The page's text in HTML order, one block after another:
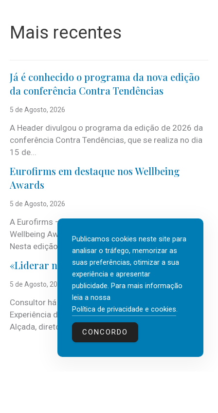
Mais recentes
Já é conhecido o programa da nova edição
da conferência Contra Tendências
5 de Agosto, 2026
A Header divulgou o programa da edição de 2026 da
conferência Contra Tendências, que se realiza no dia
15 de...
Eurofirms em destaque nos Wellbeing
Awards
5 de Agosto, 2026
A Eurofirms – People first está de regresso aos
Wellbeing Awards, integrando o Top Wellbeing 2026.
Nesta edição, a multinacional...
«Liderar não é um talento místico.»
5 de Agosto, 2026
Consultor há mais de três décadas nas áreas de
Experiência do Cliente, Vendas e Liderança, Manuel
Alçada, diretor executivo da...
Publicamos cookies neste site para
analisar o tráfego, memorizar as
suas preferências, otimizar a sua
experiência e apresentar
publicidade. Para mais informação
leia a nossa
Política de privacidade e cookies.
CONCORDO